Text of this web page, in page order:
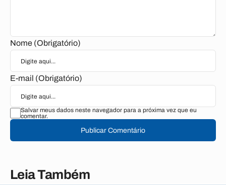
Nome (Obrigatório)
E-mail (Obrigatório)
Salvar meus dados neste navegador para a próxima vez que eu
comentar.
Publicar Comentário
Leia Também